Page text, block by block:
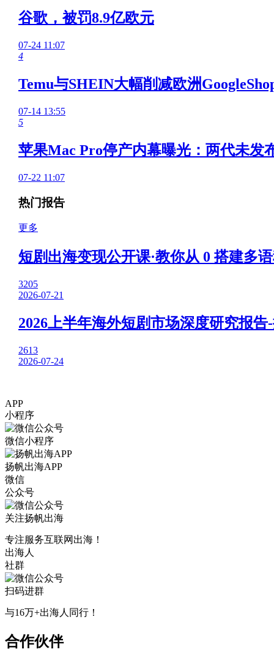
谷歌，被罚8.9亿欧元
07-24 11:07
4
Temu与SHEIN大幅削减欧洲
07-14 13:55
5
苹果Mac Pro停产内幕曝光：两代未发
07-22 11:07
热门报告
更多
短剧出海变现公开课·教你从 0 搭建多
3205
2026-07-21
2026上半年海外短剧市场深度研究报告
2613
2026-07-24
APP
小程序
微信小程序
扬帆出海APP
微信
公众号
关注扬帆出海
专注服务互联网出海！
出海人
社群
扫码进群
与16万+出海人同行！
合作伙伴